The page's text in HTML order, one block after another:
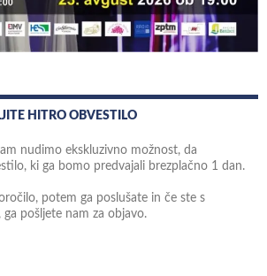
HITRO OBVESTILO
nudimo ekskluzivno možnost, da
ki ga bomo predvajali brezplačno 1 dan.
potem ga poslušate in če ste s
pošljete nam za objavo.